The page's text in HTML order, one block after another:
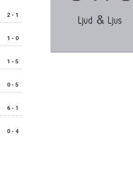
2 - 1
1 - 0
1 - 5
0 - 5
6 - 1
0 - 4